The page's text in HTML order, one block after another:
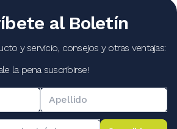
al Boletín
y servicio, consejos y otras ventajas:
la pena suscribirse!